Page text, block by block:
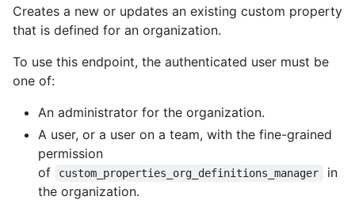
Creates a new or updates an existing custom property
that is defined for an organization.
To use this endpoint, the authenticated user must be
one of:
An administrator for the organization.
A user, or a user on a team, with the fine-grained
permission
of
custom_properties_org_definitions_manager
in
the organization.